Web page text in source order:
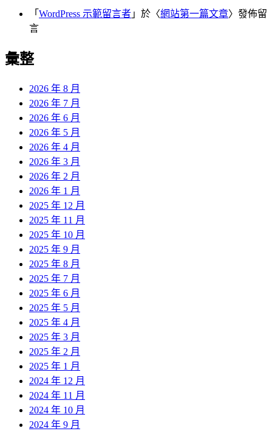
「 WordPress 示範留言者 」於〈網站第一篇文章〉發佈留
言
彙整
2026 年 8 月
2026 年 7 月
2026 年 6 月
2026 年 5 月
2026 年 4 月
2026 年 3 月
2026 年 2 月
2026 年 1 月
2025 年 12 月
2025 年 11 月
2025 年 10 月
2025 年 9 月
2025 年 8 月
2025 年 7 月
2025 年 6 月
2025 年 5 月
2025 年 4 月
2025 年 3 月
2025 年 2 月
2025 年 1 月
2024 年 12 月
2024 年 11 月
2024 年 10 月
2024 年 9 月